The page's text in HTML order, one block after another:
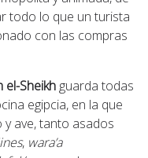
todo lo que un turista
con las compras
el-Sheikh guarda todas
egipcia, en la que
ave, tanto asados
, wara’a